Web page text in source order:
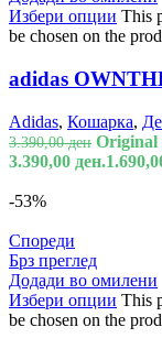
Избери опции This
be chosen on the
adidas
Adidas, Кошарка,
3.390,00ден Original
3.390,00 ден.
-53%
Спореди
Брз преглед
Додади во омилени
Избери опции This
be chosen on the